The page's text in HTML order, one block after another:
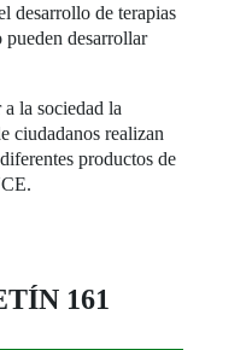
desarrollo de terapias
pueden desarrollar
la sociedad la
ciudadanos realizan
productos de
161